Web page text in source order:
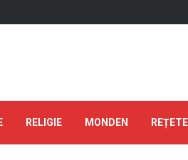
RELIGIE MONDEN REȚETE